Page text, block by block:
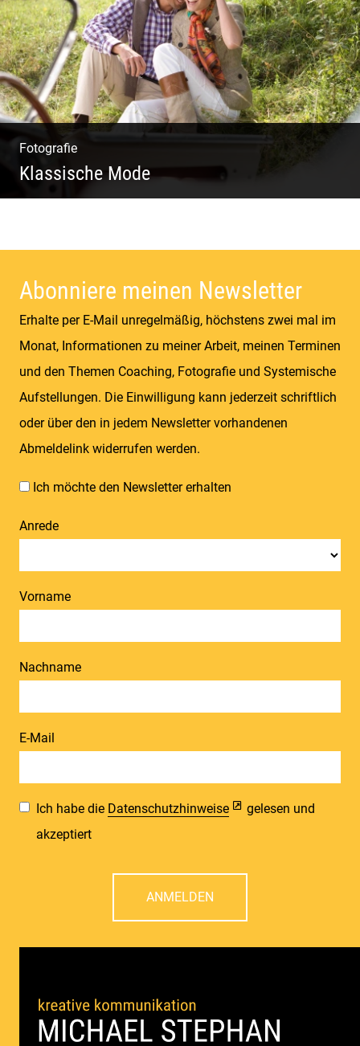
Fotografie
Klassische Mode
Abonniere meinen Newsletter
Erhalte per E-Mail unregelmäßig, höchstens zwei mal im
Monat, Informationen zu meiner Arbeit, meinen Terminen
und den Themen Coaching, Fotografie und Systemische
Aufstellungen. Die Einwilligung kann jederzeit schriftlich
oder über den in jedem Newsletter vorhandenen
Abmeldelink widerrufen werden.
Ich möchte den Newsletter erhalten
Anrede
Vorname
Nachname
E-Mail
Ich habe die Datenschutzhinweise
gelesen und
akzeptiert
ANMELDEN